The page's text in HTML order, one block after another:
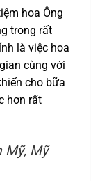
hoa Ông
trong rất
là việc hoa
cùng với
cho bữa
hơn rất
Mỹ, Mỹ